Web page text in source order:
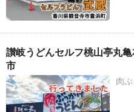
讃岐うどんセルフ桃山亭丸
市
肉